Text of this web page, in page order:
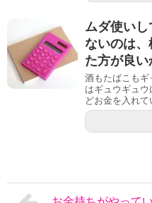
ムダ使い
ないのは
た方が良い
酒もたばこも
はギュウギュ
どお金を入れて